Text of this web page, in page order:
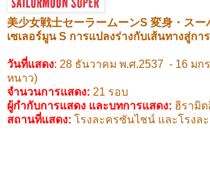
美少女戦士セーラームーンS 変身・スー
เซเลอร์มูน S การแปลงร่างกับเส้นทางสู่กา
วันที่แสดง: 28 ธันวาคม พ.ศ.2537 - 16 มก
หนาว)
จำนวนการแสดง: 21 รอบ
ผู้กำกับการแสดง และบทการแสดง: ฮิรามิ
สถานที่แสดง: โรงละครซันไชน์ และโรงล